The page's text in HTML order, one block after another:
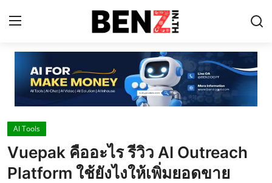
Home
Contact
AI Tools
ChatGPT Prompts
AI Tools
Vuepak คืออะไร รีวิว AI Outreach
Platform ใช้ยังไงให้เพิ่มยอดขาย